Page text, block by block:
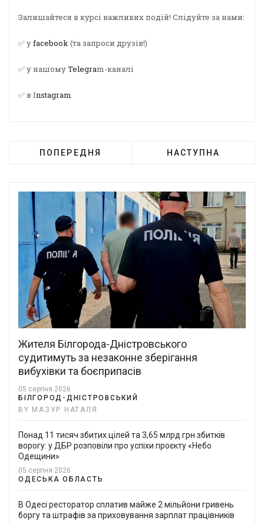
Залишайтеся в курсі важливих подій! Слідуйте за нами:
✅ уfacebook(та запроси друзів!)
✅ у нашомуTelegram-каналі
✅ в Instagram
ПОПЕРЕДНЯ НАСТУПНА
Жителя Білгорода-Дністровського
судитимуть за незаконне зберігання
вибухівки та боєприпасів
05 серпня 2026
БІЛГОРОД-ДНІСТРОВСЬКИЙ
BY МАЗУР НАТАЛЯ
Понад 11 тисяч збитих цілей та 3,65 млрд грн збитків
ворогу: у ДБР розповіли про успіхи проєкту «Небо
Одещини»
05 серпня 2026
ОДЕСЬКА ОБЛАСТЬ
В Одесі ресторатор сплатив майже 2 мільйони гривень
боргу та штрафів за приховування зарплат працівників